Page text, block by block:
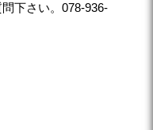
下さい。078-936-